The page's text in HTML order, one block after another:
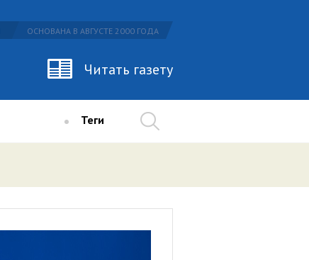
ОСНОВАНА В АВГУСТЕ 2000 ГОДА
Читать газету
Теги